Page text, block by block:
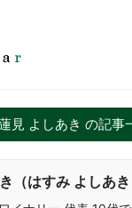
見 よしあき の記事
（はすみ よしあき